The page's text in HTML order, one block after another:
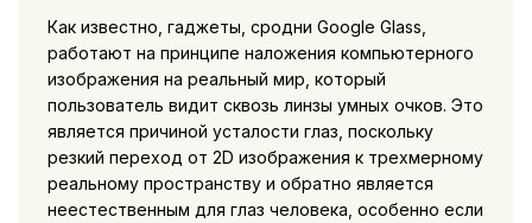
Как известно, гаджеты, сродни Google Glass,
работают на принципе наложения компьютерного
изображения на реальный мир, который
пользователь видит сквозь линзы умных очков. Это
является причиной усталости глаз, поскольку
резкий переход от 2D изображения к трехмерному
реальному пространству и обратно является
неестественным для глаз человека, особенно если